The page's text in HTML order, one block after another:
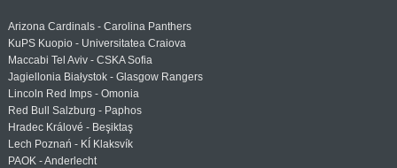
Arizona Cardinals - Carolina Panthers
KuPS Kuopio - Universitatea Craiova
Maccabi Tel Aviv - CSKA Sofia
Jagiellonia Białystok - Glasgow Rangers
Lincoln Red Imps - Omonia
Red Bull Salzburg - Paphos
Hradec Králové - Beşiktaş
Lech Poznań - KÍ Klaksvík
PAOK - Anderlecht